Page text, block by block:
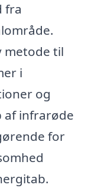
fra
metode til
i
og
af infrarøde
for